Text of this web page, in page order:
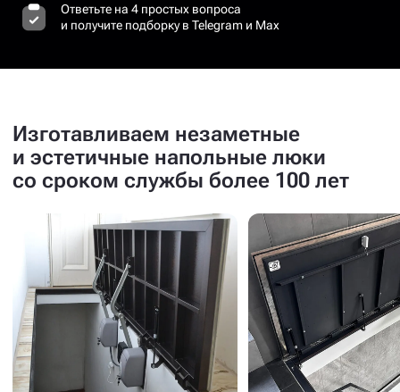
Ответьте на 4 простых вопроса
и получите подборку в Telegram и Max
Изготавливаем незаметные
и эстетичные напольные люки
со сроком службы более 100 лет